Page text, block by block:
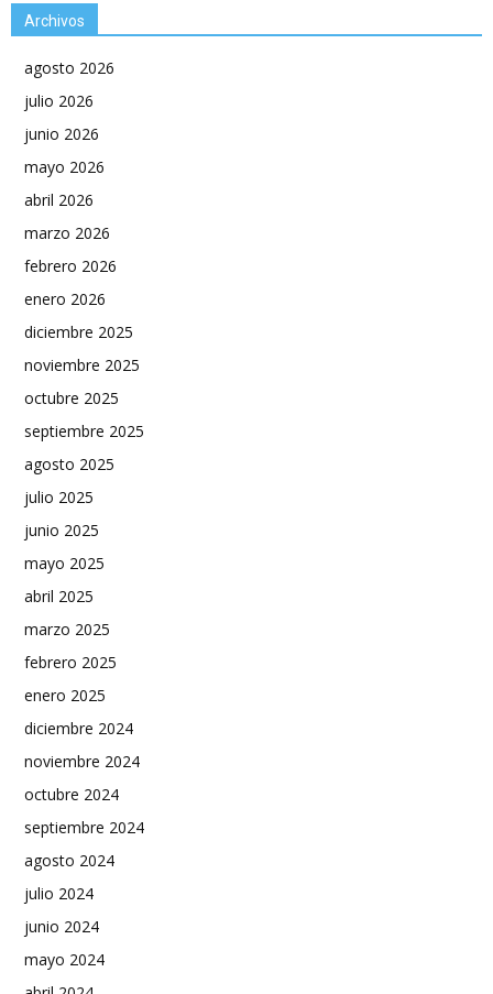
Archivos
agosto 2026
julio 2026
junio 2026
mayo 2026
abril 2026
marzo 2026
febrero 2026
enero 2026
diciembre 2025
noviembre 2025
octubre 2025
septiembre 2025
agosto 2025
julio 2025
junio 2025
mayo 2025
abril 2025
marzo 2025
febrero 2025
enero 2025
diciembre 2024
noviembre 2024
octubre 2024
septiembre 2024
agosto 2024
julio 2024
junio 2024
mayo 2024